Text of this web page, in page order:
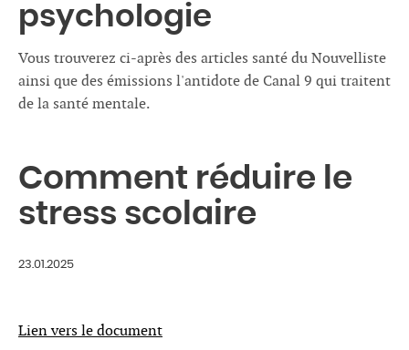
psychologie
Vous trouverez ci-après des articles santé du Nouvelliste
ainsi que des émissions l'antidote de Canal 9 qui traitent
de la santé mentale.
Comment réduire le
stress scolaire
23.01.2025
Lien vers le document